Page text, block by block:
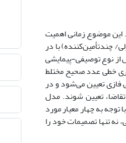
این موضوع زمانی اهمیت
چندتأمین‌کننده) با در
نوع توصیفی-پیمایشی
خطی عدد صحیح مختلط
فازی تعیین می‌شود و در
تعیین شوند. مدل
به چهار معیار مورد
نه تنها تصمیمات خود را